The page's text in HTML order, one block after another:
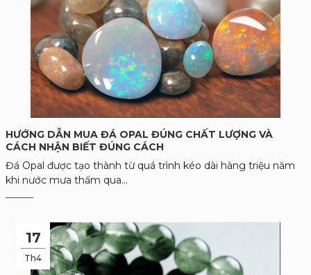
HƯỚNG DẪN MUA ĐÁ OPAL ĐÚNG CHẤT LƯỢNG VÀ
CÁCH NHẬN BIẾT ĐÚNG CÁCH
Đá Opal được tạo thành từ quá trình kéo dài hàng triệu năm
khi nước mưa thấm qua...
17
Th4